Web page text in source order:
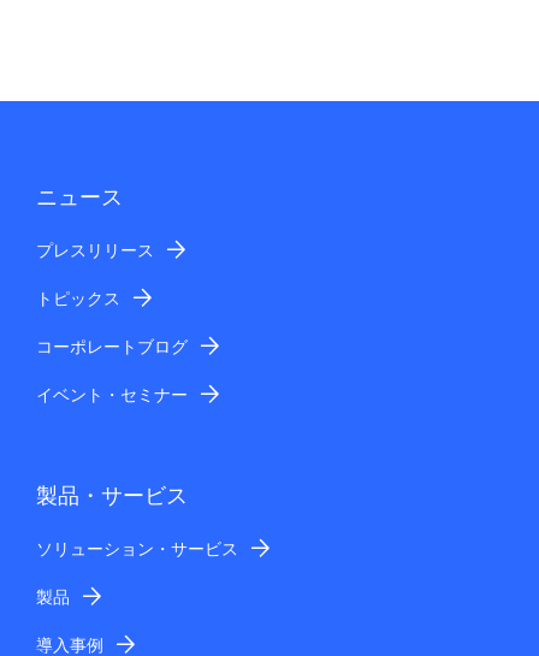
ニュース
プレスリリース
トピックス
コーポレートブログ
イベント・セミナー
製品・サービス
ソリューション・サービス
製品
導入事例